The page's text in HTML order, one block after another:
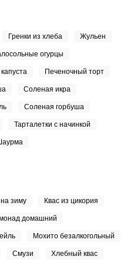
Гренки из хлеба Жульен
огурцы
Печеночный торт
Соленая икра
Соленая горбуша
Тарталетки с начинкой
зиму Квас из цикория
домашний
Мохито безалкогольный
Смузи Хлебный квас